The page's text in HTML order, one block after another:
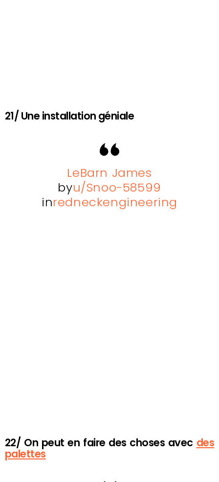
21/ Une installation géniale
LeBarn James
byu/Snoo-58599
inredneckengineering
22/ On peut en faire des choses avec des
palettes